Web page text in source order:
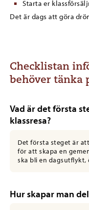
Starta er
Det är dags att göra
Checklistan
behöver tänka
Vad är det första
klassresa?
Det första steget är
för att skapa en
ska bli en
Hur skapar man